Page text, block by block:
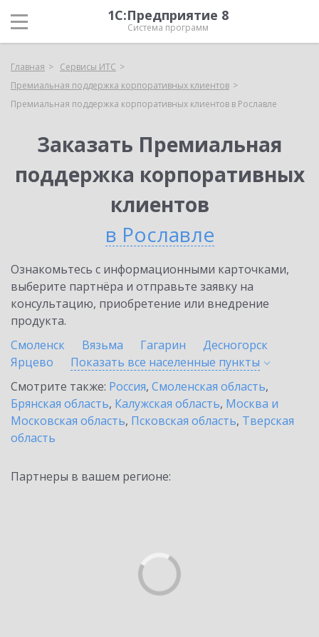
1С:Предприятие 8
Система программ
Главная
Сервисы ИТС
Премиальная поддержка корпоративных клиентов
Премиальная поддержка корпоративных клиентов в Рославле
Заказать Премиальная
поддержка корпоративных
клиентов
в Рославле
Ознакомьтесь с информационными карточками,
выберите партнёра и отправьте заявку на
консультацию, приобретение или внедрение
продукта.
Смоленск
Вязьма Гагарин
Десногорск
Ярцево
Показать все населенные пункты
Смотрите также: Россия, Смоленская область,
Брянская область, Калужская область, Москва и
Московская область, Псковская область, Тверская
область
Партнеры в вашем регионе: